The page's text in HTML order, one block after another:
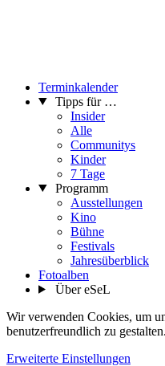
Terminkalender
Tipps für …
Insider
Alle
Communitys
Kinder
7 Tage
Programm
Ausstellungen
Kino
Bühne
Festivals
Jahresüberblick
Fotoalben
Über eSeL
Wir verwenden Cookies, um
benutzerfreundlich zu gestalten.
Erweiterte Einstellungen